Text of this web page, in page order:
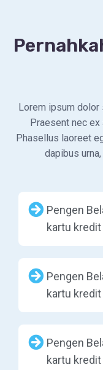
Lorem ipsum
Praesent nec ex
Phasellus laoreet
dapibus
Pengen
kartu kredit
Pengen
kartu kredit
Pengen
kartu kredit